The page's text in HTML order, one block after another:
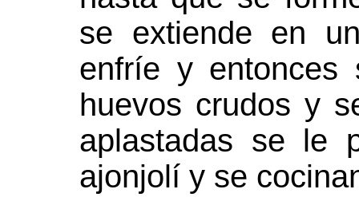
se extiende en
enfríe y
huevos crudos y
aplastadas se le
ajonjolí y se